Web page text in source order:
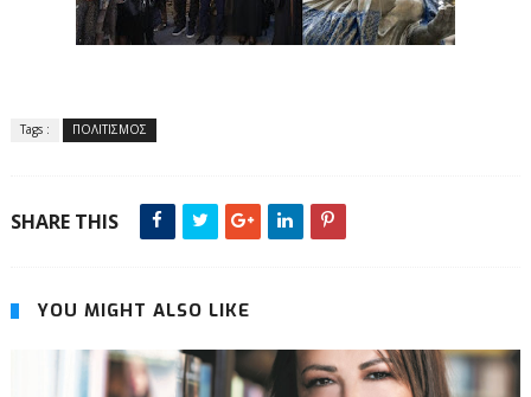
Tags : ΠΟΛΙΤΙΣΜΟΣ
SHARE THIS
YOU MIGHT ALSO LIKE